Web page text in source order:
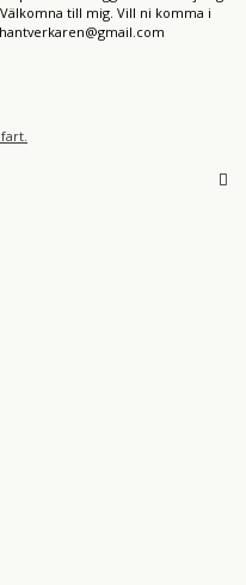
till mig. Vill ni komma i